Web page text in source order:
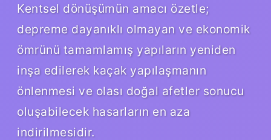
Kentsel dönüşümün amacı özetle;
depreme dayanıklı olmayan ve ekonomik
ömrünü tamamlamış yapıların yeniden
inşa edilerek kaçak yapılaşmanın
önlenmesi ve olası doğal afetler sonucu
oluşabilecek hasarların en aza
indirilmesidir.